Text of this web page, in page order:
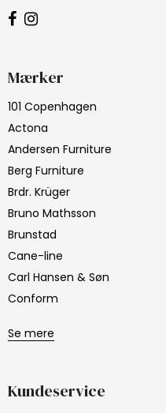
Mærker
101 Copenhagen
Actona
Andersen Furniture
Berg Furniture
Brdr. Krüger
Bruno Mathsson
Brunstad
Cane-line
Carl Hansen & Søn
Conform
Se mere
Kundeservice